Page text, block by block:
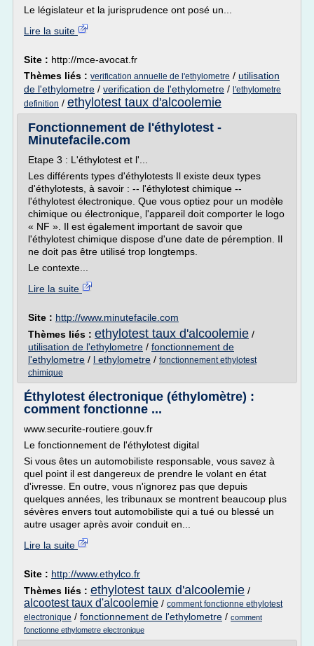
Le législateur et la jurisprudence ont posé un...
Lire la suite
Site : http://mce-avocat.fr
Thèmes liés : verification annuelle de l'ethylometre / utilisation
de l'ethylometre / verification de l'ethylometre / l'ethylometre
definition / ethylotest taux d'alcoolemie
Fonctionnement de l'éthylotest -
Minutefacile.com
Etape 3 : L'éthylotest et l'...
Les différents types d'éthylotests Il existe deux types
d'éthylotests, à savoir : -- l'éthylotest chimique --
l'éthylotest électronique. Que vous optiez pour un modèle
chimique ou électronique, l'appareil doit comporter le logo
« NF ». Il est également important de savoir que
l'éthylotest chimique dispose d'une date de péremption. Il
ne doit pas être utilisé trop longtemps.
Le contexte...
Lire la suite
Site : http://www.minutefacile.com
Thèmes liés : ethylotest taux d'alcoolemie /
utilisation de l'ethylometre / fonctionnement de
l'ethylometre / l ethylometre / fonctionnement ethylotest
chimique
Éthylotest électronique (éthylomètre) :
comment fonctionne ...
www.securite-routiere.gouv.fr
Le fonctionnement de l'éthylotest digital
Si vous êtes un automobiliste responsable, vous savez à
quel point il est dangereux de prendre le volant en état
d'ivresse. En outre, vous n'ignorez pas que depuis
quelques années, les tribunaux se montrent beaucoup plus
sévères envers tout automobiliste qui a tué ou blessé un
autre usager après avoir conduit en...
Lire la suite
Site : http://www.ethylco.fr
Thèmes liés : ethylotest taux d'alcoolemie /
alcootest taux d'alcoolemie / comment fonctionne ethylotest
electronique / fonctionnement de l'ethylometre / comment
fonctionne ethylometre electronique